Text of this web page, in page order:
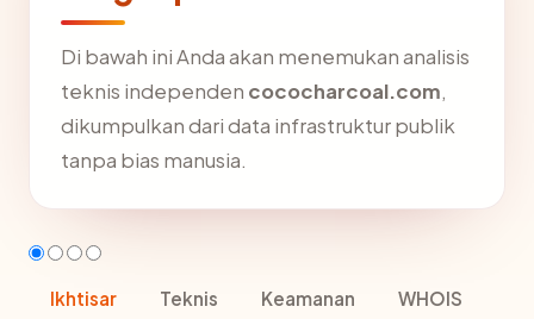
Di bawah ini Anda akan menemukan analisis
teknis independen cococharcoal.com,
dikumpulkan dari data infrastruktur publik
tanpa bias manusia.
Ikhtisar Teknis Keamanan WHOIS